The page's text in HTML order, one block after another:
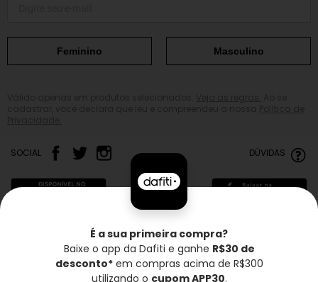
Feminino Masculino
SOCIAL DÚVIDAS
Frete grátis* Troca grátis Entrega rápida
É a sua primeira compra?
Baixe o app da Dafiti e ganhe R$30 de
desconto*em compras acima de R$300
utilizando o cupom APP30.